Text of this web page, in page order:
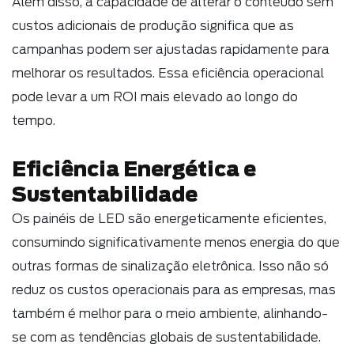
custos adicionais de produção significa que as
campanhas podem ser ajustadas rapidamente para
melhorar os resultados. Essa eficiência operacional
pode levar a um ROI mais elevado ao longo do
tempo.
Eficiência Energética e
Sustentabilidade
Os painéis de LED são energeticamente eficientes,
consumindo significativamente menos energia do que
outras formas de sinalização eletrônica. Isso não só
reduz os custos operacionais para as empresas, mas
também é melhor para o meio ambiente, alinhando-
se com as tendências globais de sustentabilidade.